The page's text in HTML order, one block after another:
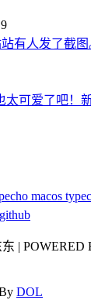
有人发了截
太可爱了吧！
macos
github
| POWERED
DOL